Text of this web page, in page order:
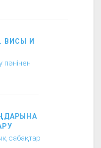
ВИСЫ И
сабақтар